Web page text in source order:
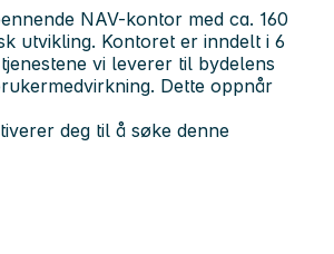
NAV-kontor med ca. 160
utvikling. Kontoret er inndelt i 6
vi leverer til bydelens
Dette oppnår
deg til å søke denne